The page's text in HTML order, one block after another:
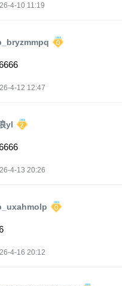
4-10 11:19
4-12 12:47
yl
4-13 20:26
4-16 20:12